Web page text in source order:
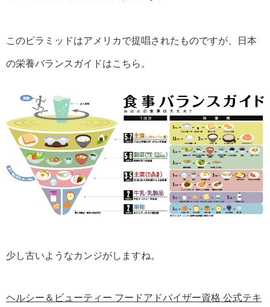
このピラミッドはアメリカで提唱されたものですが、日本
の栄養バランスガイドはこちら。
少し古いようなカンジがしますね。
ヘルシー＆ビューティー フードアドバイザー資格 公式テキ